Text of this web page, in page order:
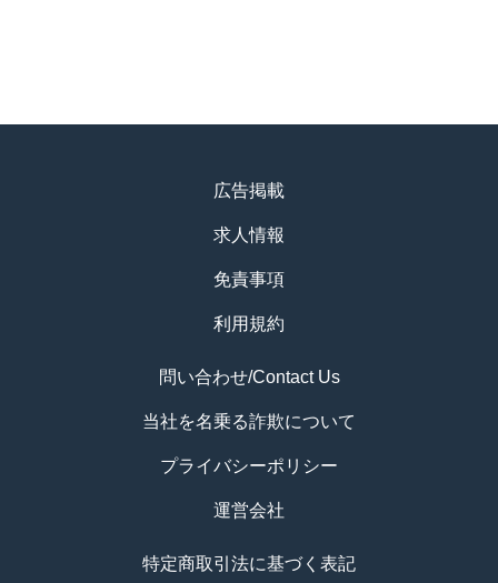
広告掲載
求人情報
免責事項
利用規約
問い合わせ/Contact Us
当社を名乗る詐欺について
プライバシーポリシー
運営会社
特定商取引法に基づく表記